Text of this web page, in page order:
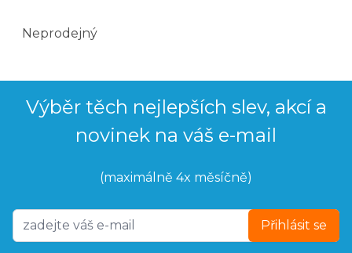
Neprodejný
Výběr těch nejlepších slev, akcí a
novinek na váš e-mail
(maximálně 4x měsíčně)
Přihlásit se